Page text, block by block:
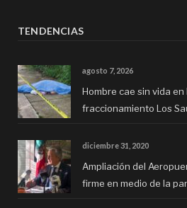
TENDENCIAS
agosto 7, 2026
Hombre cae sin vida
fraccionamiento Los
diciembre 31, 2020
Ampliación del
firme en medio de la